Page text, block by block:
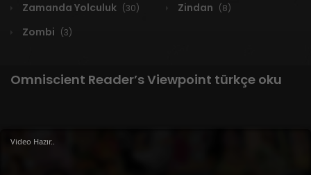
Zamanda Yolculuk (30) Zindan (8)
Zombi (3)
Omniscient Reader’s Viewpoint türkçe oku
1 RESULT
Video Hazır..